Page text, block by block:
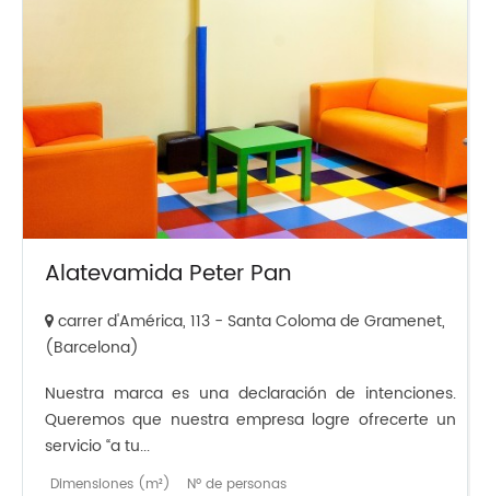
Alatevamida Peter Pan
carrer d'América, 113 - Santa Coloma de Gramenet,
(Barcelona)
Nuestra marca es una declaración de intenciones.
Queremos que nuestra empresa logre ofrecerte un
servicio “a tu...
Dimensiones (m²) Nº de personas